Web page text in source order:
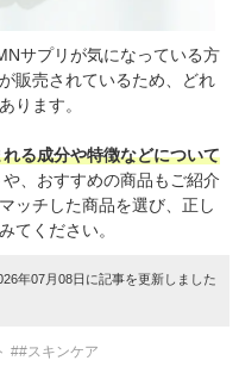
サプリが気になっている方
販売されているため、どれ
ります。
る成分や特徴などについて
、おすすめの商品もご紹介
ッチした商品を選び、正し
てください。
年07月08日に記事を更新しました
##スキンケア